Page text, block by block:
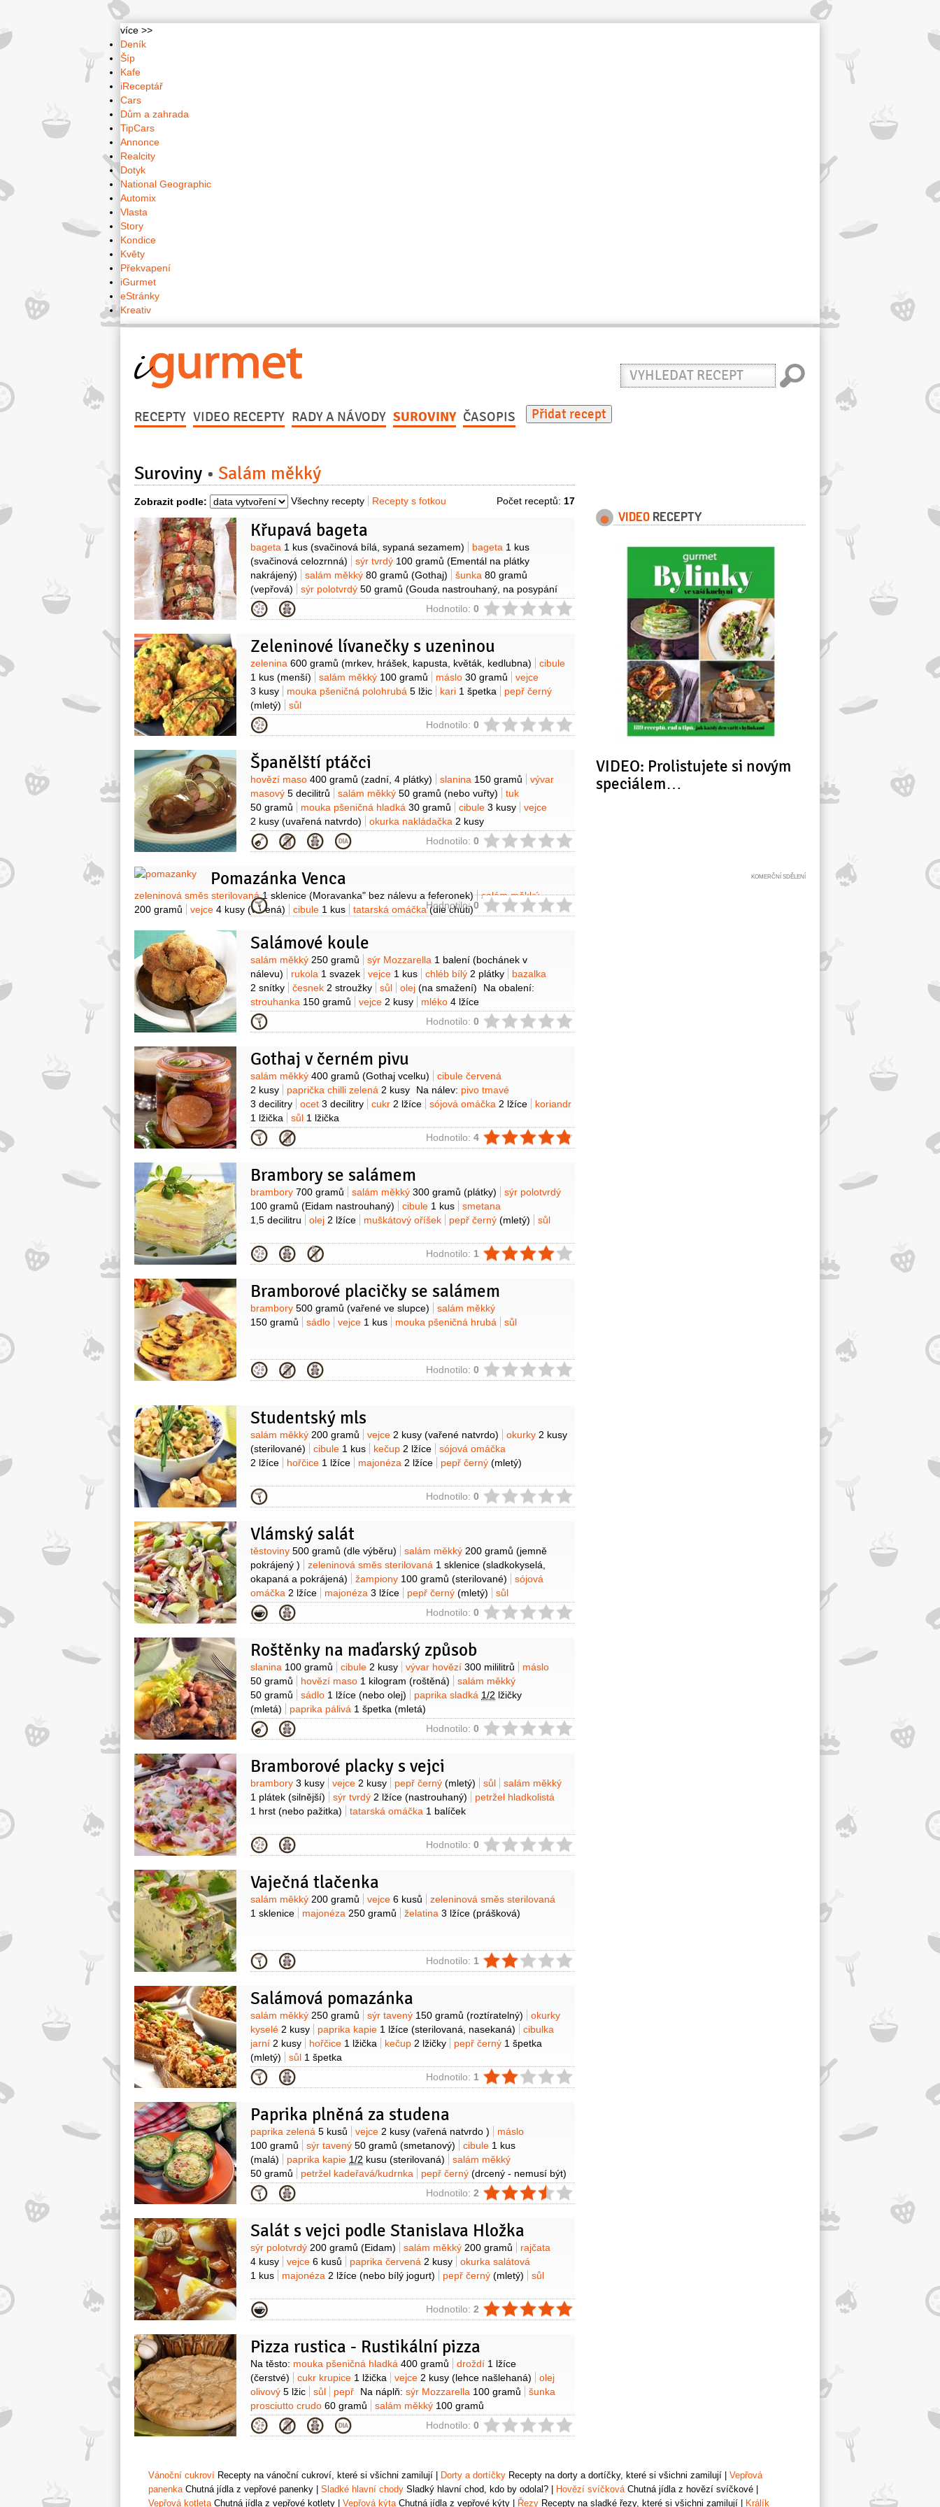
více >>
Deník
Šíp
Kafe
iReceptář
Cars
Dům a zahrada
TipCars
Annonce
Realcity
Dotyk
National Geographic
Automix
Vlasta
Story
Kondice
Květy
Překvapení
iGurmet
eStránky
Kreativ
Vyhledat
recept
RECEPTY VIDEO RECEPTY RADY A NÁVODY SUROVINY ČASOPIS Přidat recept
Suroviny Salám měkký
Zobrazit podle: Všechny recepty Recepty s fotkou Počet receptů: 17
Křupavá bageta
Suroviny
bageta 1 kus (svačinová bílá, sypaná sezamem) bageta 1 kus
(svačinová celozrnná)
sýr tvrdý 100 gramů (Ementál na plátky
nakrájený)
salám měkký 80 gramů (Gothaj) šunka 80 gramů
(vepřová)
sýr polotvrdý 50 gramů (Gouda nastrouhaný, na posypání
)
kečup4 lžíce 3 lžíce (na potření) bylinky2 lžíce
(nasekané, na posypání)
Kategorie Hodnotilo: 0
Zeleninové lívanečky s uzeninou
Suroviny
zelenina 600 gramů (mrkev, hrášek, kapusta, květák, kedlubna)
cibule
1 kus (menší) salám měkký 100 gramů máslo 30 gramů
vejce
3 kusy
mouka pšeničná polohrubá 5 lžic kari 1 špetka
pepř černý
(mletý)
sůl
Kategorie Hodnotilo: 0
Španělští ptáčci
Suroviny
hovězí maso 400 gramů (zadní, 4 plátky) slanina 150 gramů
vývar
masový 5 decilitrů salám měkký 50 gramů (nebo vuřty)
tuk
50 gramů
mouka pšeničná hladká 30 gramů cibule 3 kusy
vejce
2 kusy (uvařená natvrdo) okurka nakládačka 2 kusy
Kategorie Hodnotilo: 0
Pomazánka Venca
Suroviny
zeleninová směs sterilovaná1 sklenice (Moravanka" bez nálevu a feferonek)
salám měkký
200 gramů
vejce 4 kusy (vařená) cibule 1 kus tatarská omáčka(dle chuti)
Kategorie Hodnotilo:0
Salámové koule
Suroviny
salám měkký 250 gramů sýr Mozzarella 1 balení (bochánek v
nálevu)
rukola 1 svazek vejce 1 kus chléb bílý 2 plátky
bazalka
2 snítky
česnek 2 stroužky sůl olej (na smažení)
Na obalení:
strouhanka 150 gramů vejce 2 kusy mléko 4 lžíce
Kategorie Hodnotilo: 0
Gothaj v černém pivu
Suroviny
salám měkký 400 gramů (Gothaj vcelku)
cibule červená
2 kusy
paprička chilli zelená 2 kusy Na nálev: pivo tmavé
3 decilitry
ocet 3 decilitry cukr 2 lžíce sójová omáčka 2 lžíce
koriandr
1 lžička
sůl 1 lžička
Kategorie Hodnotilo: 4
Brambory se salámem
Suroviny
brambory 700 gramů salám měkký 300 gramů (plátky)
sýr polotvrdý
100 gramů (Eidam nastrouhaný) cibule 1 kus
smetana
1,5 decilitru
olej 2 lžíce muškátový oříšek pepř černý (mletý) sůl
Kategorie Hodnotilo: 1
Bramborové placičky se salámem
Suroviny
brambory 500 gramů (vařené ve slupce)
salám měkký
150 gramů
sádlo vejce 1 kus mouka pšeničná hrubá sůl
Kategorie Hodnotilo: 0
Studentský mls
Suroviny
salám měkký 200 gramů vejce 2 kusy (vařené natvrdo) okurky 2 kusy
(sterilované)
cibule 1 kus kečup 2 lžíce
sójová omáčka
2 lžíce
hořčice 1 lžíce majonéza 2 lžíce pepř černý (mletý)
Kategorie Hodnotilo: 0
Vlámský salát
Suroviny
těstoviny 500 gramů (dle výběru) salám měkký 200 gramů (jemně
pokrájený )
zeleninová směs sterilovaná 1 sklenice (sladkokyselá,
okapaná a pokrájená)
žampiony 100 gramů (sterilované)
sójová
omáčka 2 lžíce majonéza 3 lžíce pepř černý (mletý) sůl
Kategorie Hodnotilo: 0
Roštěnky na maďarský způsob
Suroviny
slanina 100 gramů cibule 2 kusy vývar hovězí 300 mililitrů
máslo
50 gramů
hovězí maso 1 kilogram (roštěná)
salám měkký
50 gramů
sádlo 1 lžíce (nebo olej) paprika sladká 1/2 lžičky
(mletá)
paprika pálivá 1 špetka (mletá)
Kategorie Hodnotilo: 0
Bramborové placky s vejci
Suroviny
brambory 3 kusy vejce 2 kusy pepř černý (mletý) sůl
salám měkký
1 plátek (silnější) sýr tvrdý 2 lžíce (nastrouhaný)
petržel hladkolistá
1 hrst (nebo pažitka) tatarská omáčka 1 balíček
Kategorie Hodnotilo: 0
Vaječná tlačenka
Suroviny
salám měkký 200 gramů vejce 6 kusů
zeleninová směs sterilovaná
1 sklenice
majonéza 250 gramů želatina 3 lžíce (prášková)
Kategorie Hodnotilo: 1
Salámová pomazánka
Suroviny
salám měkký 250 gramů sýr tavený 150 gramů (roztíratelný)
okurky
kyselé 2 kusy paprika kapie 1 lžíce (sterilovaná, nasekaná)
cibulka
jarní 2 kusy hořčice 1 lžička kečup 2 lžičky pepř černý 1 špetka
(mletý)
sůl 1 špetka
Kategorie Hodnotilo: 1
Paprika plněná za studena
Suroviny
paprika zelená 5 kusů vejce 2 kusy (vařená natvrdo )
máslo
100 gramů
sýr tavený 50 gramů (smetanový) cibule 1 kus
(malá)
paprika kapie 1/2 kusu (sterilovaná)
salám měkký
50 gramů
petržel kadeřavá/kudrnka pepř černý (drcený - nemusí být)
Kategorie Hodnotilo: 2
Salát s vejci podle Stanislava Hložka
Suroviny
sýr polotvrdý 200 gramů (Eidam) salám měkký 200 gramů
rajčata
4 kusy
vejce 6 kusů paprika červená 2 kusy
okurka salátová
1 kus
majonéza 2 lžíce (nebo bílý jogurt) pepř černý (mletý) sůl
Kategorie Hodnotilo: 2
Pizza rustica - Rustikální pizza
Suroviny
Na těsto: mouka pšeničná hladká 400 gramů droždí 1 lžíce
(čerstvé)
cukr krupice 1 lžička vejce 2 kusy (lehce našlehaná)
olej
olivový 5 lžic sůl pepř Na náplň: sýr Mozzarella 100 gramů
šunka
prosciutto crudo 60 gramů salám měkký 100 gramů
(Mortadella)
žloutek6 kusů (z natvrdo vařených vajec)
klobása
100 gramů (tvrdá pikantní s chilli) sýr Parmezán100 gramů
vejce
Kategorie Hodnotilo: 0
VIDEO RECEPTY
VIDEO: Prolistujete si novým
speciálem…
Vánoční cukroví Recepty na vánoční cukroví, které si všichni zamilují Dorty a dortíčky Recepty na dorty a dortíčky, které si všichni zamilují
Vepřová
panenka Chutná jídla z vepřové panenky Sladké hlavní chody Sladký hlavní chod, kdo by odolal? Hovězí svíčková Chutná jídla z hovězí svíčkové
Vepřová kotleta Chutná jídla z vepřové kotlety Vepřová kýta Chutná jídla z vepřové kýty Řezy Recepty na sladké řezy, které si všichni zamilují Králík